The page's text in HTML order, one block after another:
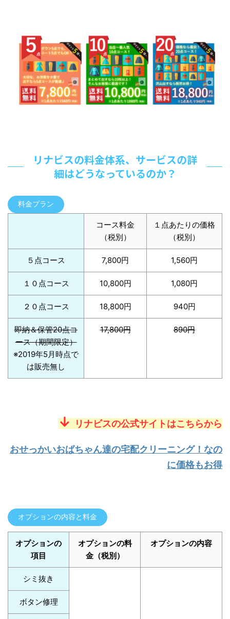
リナビスの料金体系、サービスの詳
細はどうなっているのか？
料金プラン
コース料金
（税別）
１点あたりの価格
（税別）
５点コース 7,800円 1,560円
１０点コース 10,800円 1,080円
２０点コース 18,800円 940円
即納＆保管20点コ
ース（期間限定）
※2019年5月時点で
は販売無し
17,800円 890円
↓ リナビスの公式サイトはこちらから
おせっかいおばちゃん達の宅配クリーニング！なの
に価格もお得
オプションの内容と料金
オプションの
項目
オプションの料
金（税別）
オプションの内容
シミ抜き
ボタン修理